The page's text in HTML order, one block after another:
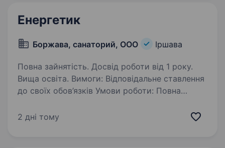
Енергетик
Боржава, санаторий, ООО Іршава
Повна зайнятість. Досвід роботи від 1 року.
Вища освіта. Вимоги: Відповідальне ставлення
до своїх обов’язків Умови роботи: Повна
безперебійної роботи: Контроль за системами
2 дні тому